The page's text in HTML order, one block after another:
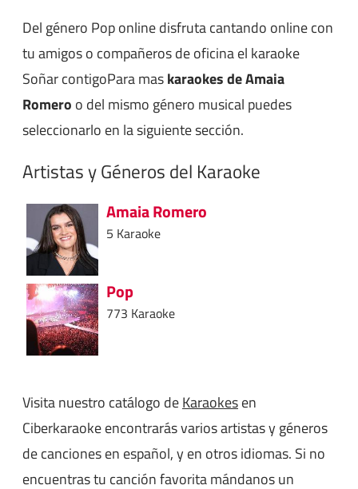
Del género Pop online disfruta cantando online con
tu amigos o compañeros de oficina el karaoke
Soñar contigoPara maskaraokes de Amaia
Romero o del mismo género musical puedes
seleccionarlo en la siguiente sección.
Artistas y Géneros del Karaoke
Amaia Romero
5 Karaoke
Pop
773 Karaoke
Visita nuestro catálogo deKaraokesen
Ciberkaraoke encontrarás varios artistas y géneros
de canciones en español, y en otros idiomas. Si no
encuentras tu canción favorita mándanos un